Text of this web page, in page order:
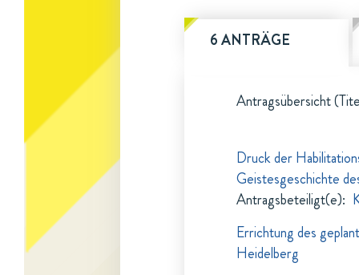
6 ANTRÄGE
Antragsübersicht
Druck der
Geistesgeschichte
Antragsbeteiligt(e):
Errichtung des
Heidelberg